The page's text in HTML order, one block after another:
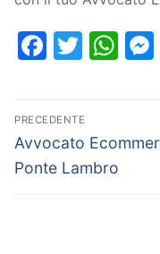
PRECEDENTE
Avvocato
Ponte Lambro